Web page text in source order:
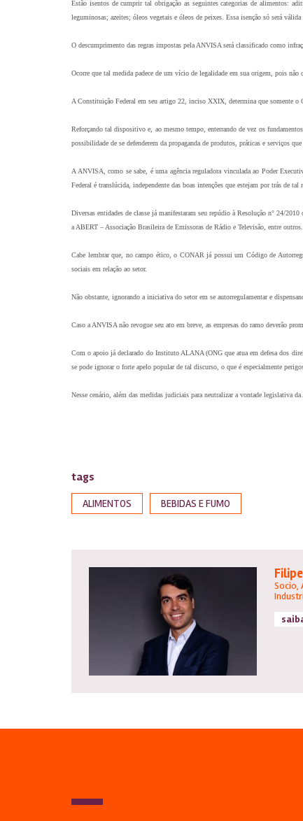
Estão isentos de cumprir tal obrigação as seguintes categorias de alimentos:
leguminosas; azeites; óleos vegetais e óleos de peixes. Essa isenção só será
O descumprimento das regras impostas pela ANVISA será classificado como
Ocorre que tal medida padece de um vício de legalidade em sua origem, pois
A Constituição Federal em seu artigo 22, inciso XXIX, determina que somente o
Reforçando tal dispositivo e, ao mesmo tempo, enterrando de vez os
possibilidade de se defenderem da propaganda de produtos, práticas e serviços
A ANVISA, como se sabe, é uma agência reguladora vinculada ao Poder
Federal é translúcida, independente das boas intenções que estejam por trás de tal
Diversas entidades de classe já manifestaram seu repúdio à Resolução n° 24/
a ABERT – Associação Brasileira de Emissoras de Rádio e Televisão, entre outros.
Cabe lembrar que, no campo ético, o CONAR já possui um Código de
sociais em relação ao setor.
Não obstante, ignorando a iniciativa do setor em se autorregulamentar e
Caso a ANVISA não revogue seu ato em breve, as empresas do ramo deverão
Com o apoio já declarado do Instituto ALANA (ONG que atua em defesa dos
se pode ignorar o forte apelo popular de tal discurso, o que é especialmente
Nesse cenário, além das medidas judiciais para neutralizar a vontade legislativa
tags
ALIMENTOS BEBIDAS E FUMO
Socio,